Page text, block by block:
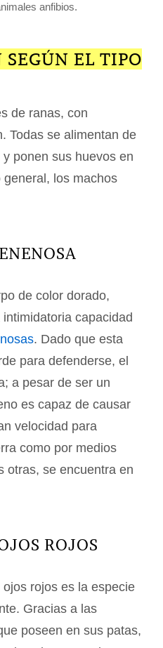
anfibios.
EL TIPO
de ranas, con
Todas se alimentan de
y ponen sus huevos en
los machos
de color dorado,
capacidad
. Dado que esta
para defenderse, el
a pesar de ser un
es capaz de causar
velocidad para
como por medios
otras, se encuentra en
ROJOS
rojos es la especie
Gracias a las
poseen en sus patas,